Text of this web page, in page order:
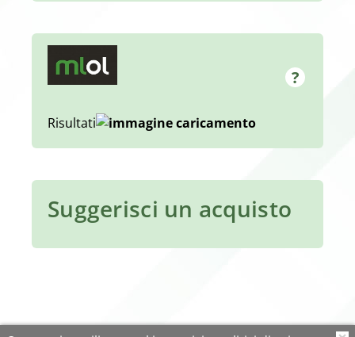
Risultati
Suggerisci un acquisto